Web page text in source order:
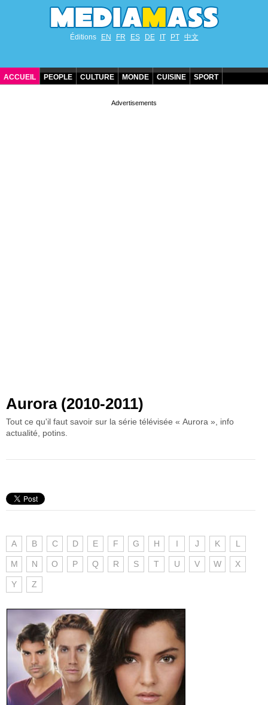
Éditions EN FR ES DE IT PT 中文
ACCUEIL PEOPLE CULTURE MONDE CUISINE SPORT
Aurora (2010-2011)
Tout ce qu'il faut savoir sur la série télévisée « Aurora », info
actualité, potins.
A B C D E F G H I J K L
M N O P Q R S T U V W X
Y Z